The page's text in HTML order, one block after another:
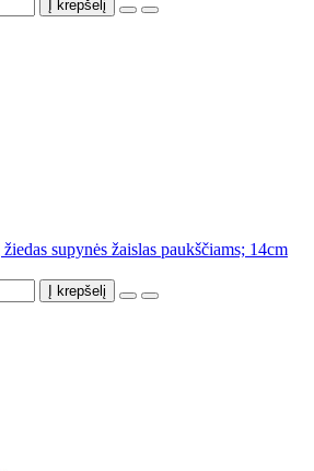
Į krepšelį
supynės žaislas paukščiams; 14cm
Į krepšelį